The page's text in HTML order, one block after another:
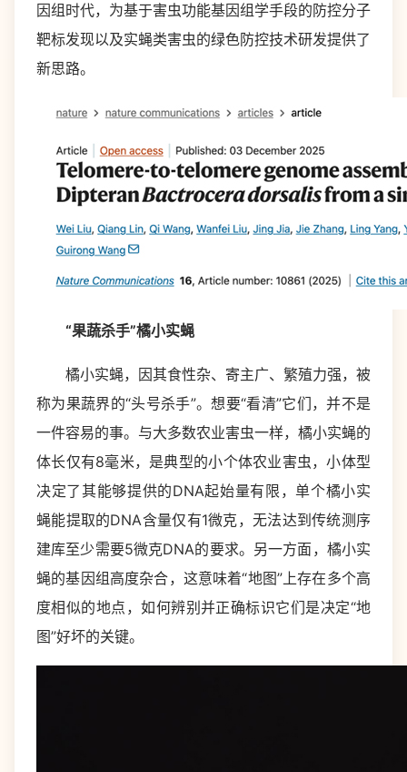
因组时代，为基于害虫功能基因组学手段的防控分子
靶标发现以及实蝇类害虫的绿色防控技术研发提供了
新思路。
“果蔬杀手”橘小实蝇
橘小实蝇，因其食性杂、寄主广、繁殖力强，被
称为果蔬界的“头号杀手”。想要“看清”它们，并不是
一件容易的事。与大多数农业害虫一样，橘小实蝇的
体长仅有8毫米，是典型的小个体农业害虫，小体型
决定了其能够提供的DNA起始量有限，单个橘小实
蝇能提取的DNA含量仅有1微克，无法达到传统测序
建库至少需要5微克DNA的要求。另一方面，橘小实
蝇的基因组高度杂合，这意味着“地图”上存在多个高
度相似的地点，如何辨别并正确标识它们是决定“地
图”好坏的关键。